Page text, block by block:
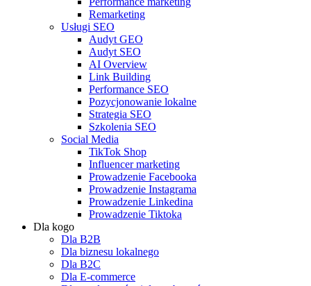
Remarketing
Usługi SEO
Audyt GEO
Audyt SEO
AI Overview
Link Building
Performance SEO
Pozycjonowanie lokalne
Strategia SEO
Szkolenia SEO
Social Media
TikTok Shop
Influencer marketing
Prowadzenie Facebooka
Prowadzenie Instagrama
Prowadzenie Linkedina
Prowadzenie Tiktoka
Dla kogo
Dla B2B
Dla biznesu lokalnego
Dla B2C
Dla E-commerce